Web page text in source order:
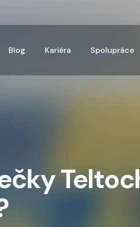
Blog Kariéra Spolupráce